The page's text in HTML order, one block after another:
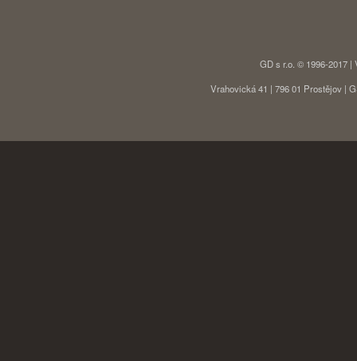
GD s r.o. © 1996-2017
Vrahovická 41 | 796 01 Prostějov |